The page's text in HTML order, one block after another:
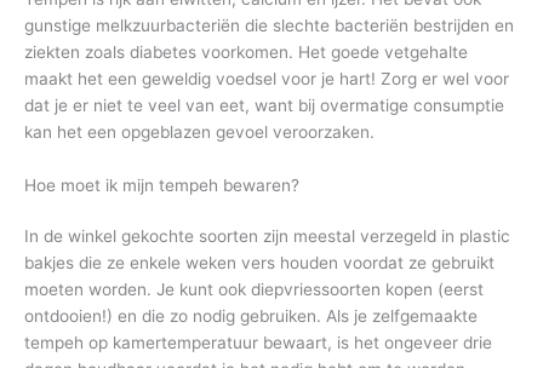
gunstige melkzuurbacteriën die slechte bacteriën bestrijden en
ziekten zoals diabetes voorkomen. Het goede vetgehalte
maakt het een geweldig voedsel voor je hart! Zorg er wel voor
dat je er niet te veel van eet, want bij overmatige consumptie
kan het een opgeblazen gevoel veroorzaken.
Hoe moet ik mijn tempeh bewaren?
In de winkel gekochte soorten zijn meestal verzegeld in plastic
bakjes die ze enkele weken vers houden voordat ze gebruikt
moeten worden. Je kunt ook diepvriessoorten kopen (eerst
ontdooien!) en die zo nodig gebruiken. Als je zelfgemaakte
tempeh op kamertemperatuur bewaart, is het ongeveer drie